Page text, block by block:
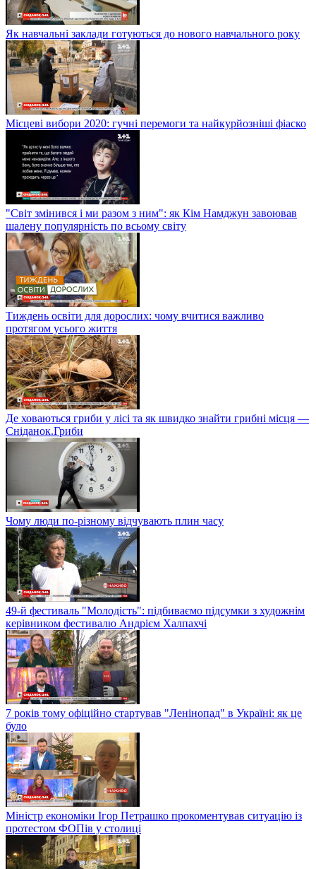
Як навчальні заклади готуються до нового навчального року
Місцеві вибори 2020: гучні перемоги та найкурйозніші фіаско
"Світ змінився і ми разом з ним": як Кім Намджун завоював
шалену популярність по всьому світу
Тиждень освіти для дорослих: чому вчитися важливо
протягом усього життя
Де ховаються гриби у лісі та як швидко знайти грибні місця —
Сніданок.Гриби
Чому люди по-різному відчувають плин часу
49-й фестиваль "Молодість": підбиваємо підсумки з художнім
керівником фестивалю Андрієм Халпахчі
7 років тому офіційно стартував "Ленінопад" в Україні: як це
було
Міністр економіки Ігор Петрашко прокоментував ситуацію із
протестом ФОПів у столиці